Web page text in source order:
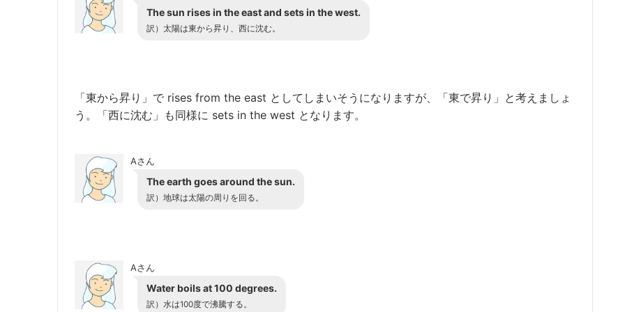
The sun rises in the east and sets in the west.
訳）太陽は東から昇り、西に沈む。
「東から昇り」で rises from the east としてしまいそうになりますが、「東で昇り」と考えましょ
う。「西に沈む」も同様に sets in the west となります。
Aさん
The earth goes around the sun.
訳）地球は太陽の周りを回る。
Aさん
Water boils at 100 degrees.
訳）水は100度で沸騰する。